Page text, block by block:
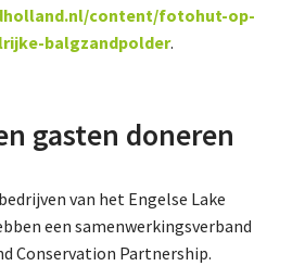
content/fotohut-op-
balgzandpolder.
gasten doneren
van het Engelse Lake
een samenwerkingsverband
Conservation Partnership.